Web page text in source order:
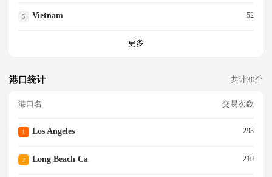
5 Vietnam 52
更多
港口统计 共计30个
港口名 交易次数
1 Los Angeles 293
2 Long Beach Ca 210